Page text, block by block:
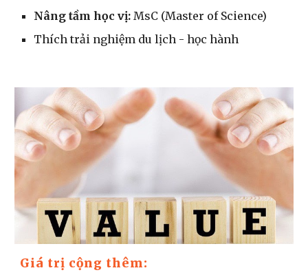
Nâng tầm học vị: MsC (Master of Science)
Thích trải nghiệm du lịch - học hành
Giá trị cộng thêm: